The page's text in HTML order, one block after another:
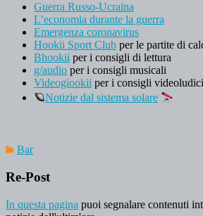
Guerra Russo-Ucraina
L’economia durante la guerra
Emergenza coronavirus
Hookii Sport Club per le partite di
Bhookii per i consigli di lettura
g/audio per i consigli musicali
Videogiookii per i consigli videoludici
🪐Notizie dal sistema solare
Bar
Re-Post
In questa pagina puoi segnalare contenuti